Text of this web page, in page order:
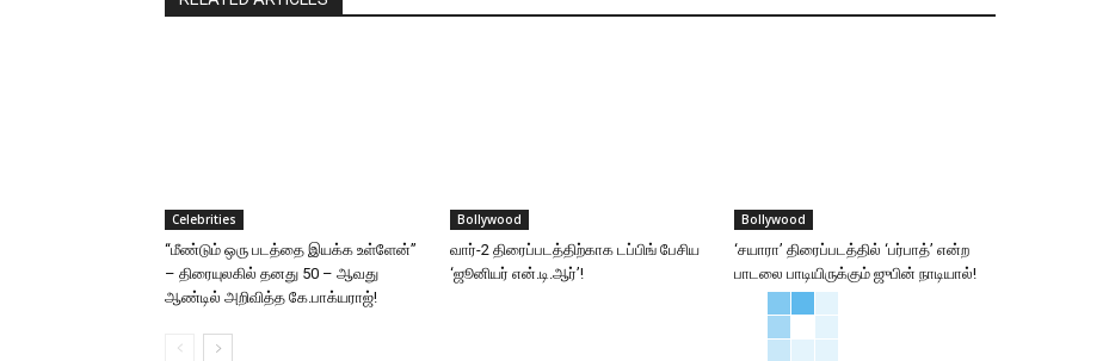
Celebrities
“மீண்டும் ஒரு படத்தை இயக்க உள்ளேன்”
– திரையுலகில் தனது 50 – ஆவது
ஆண்டில் அறிவித்த கே.பாக்யராஜ்!
Bollywood
வார்-2 திரைப்படத்திற்காக டப்பிங் பேசிய
‘ஜூனியர் என்.டி.ஆர்’!
Bollywood
‘சயாரா’ திரைப்படத்தில் ‘பர்பாத்’ என்ற
பாடலை பாடியிருக்கும் ஜுபின் நாடியால்!